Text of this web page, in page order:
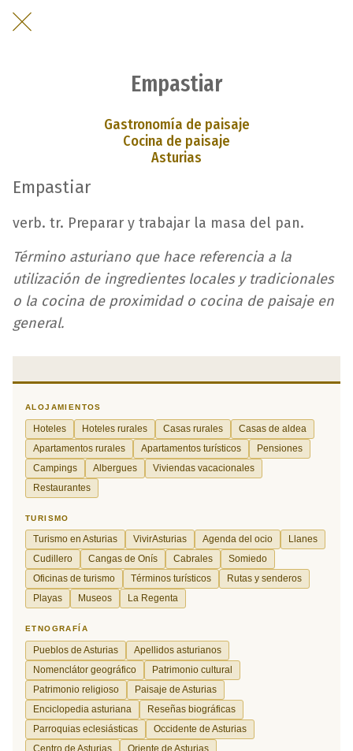
Empastiar
Gastronomía de paisaje
Cocina de paisaje
Asturias
Empastiar
verb. tr. Preparar y trabajar la masa del pan.
Término asturiano que hace referencia a la
utilización de ingredientes locales y tradicionales
o la cocina de proximidad o cocina de paisaje en
general.